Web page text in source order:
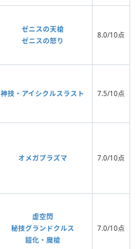
ゼニスの天槍
ゼニスの怒り
8.0/10点
神技・アイシクルスラスト 7.5/10点
オメガプラズマ 7.0/10点
虚空閃
秘技グランドクルス
鎧化・魔槍
7.0/10点